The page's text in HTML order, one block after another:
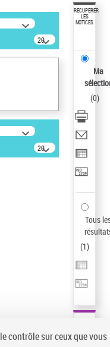
20
résultats/page
20
résultats/page
RÉCUPÉRER
LES
NOTICES
Ma
(0)
Tous
(1)
contrôle sur ceux que vous